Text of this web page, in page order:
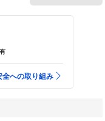
への取り組み